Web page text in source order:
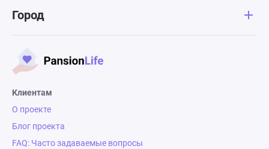
Город
Клиентам
О проекте
Блог проекта
FAQ: Часто задаваемые вопросы